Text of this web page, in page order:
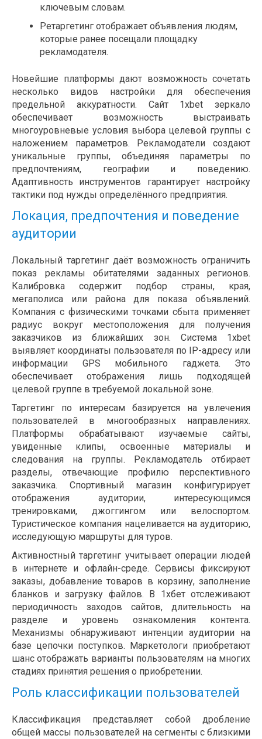
ключевым словам.
Ретаргетинг отображает объявления людям,
которые ранее посещали площадку
рекламодателя.
Новейшие платформы дают возможность сочетать
несколько видов настройки для обеспечения
предельной аккуратности. Сайт 1xbet зеркало
обеспечивает возможность выстраивать
многоуровневые условия выбора целевой группы с
наложением параметров. Рекламодатели создают
уникальные группы, объединяя параметры по
предпочтениям, географии и поведению.
Адаптивность инструментов гарантирует настройку
тактики под нужды определённого предприятия.
Локация, предпочтения и поведение
аудитории
Локальный таргетинг даёт возможность ограничить
показ рекламы обитателями заданных регионов.
Калибровка содержит подбор страны, края,
мегаполиса или района для показа объявлений.
Компания с физическими точками сбыта применяет
радиус вокруг местоположения для получения
заказчиков из ближайших зон. Система 1xbet
выявляет координаты пользователя по IP-адресу или
информации GPS мобильного гаджета. Это
обеспечивает отображения лишь подходящей
целевой группе в требуемой локальной зоне.
Таргетинг по интересам базируется на увлечения
пользователей в многообразных направлениях.
Платформы обрабатывают изучаемые сайты,
увиденные клипы, освоенные материалы и
следования на группы. Рекламодатель отбирает
разделы, отвечающие профилю перспективного
заказчика. Спортивный магазин конфигурирует
отображения аудитории, интересующимся
тренировками, джоггингом или велоспортом.
Туристическое компания нацеливается на аудиторию,
исследующую маршруты для туров.
Активностный таргетинг учитывает операции людей
в интернете и офлайн-среде. Сервисы фиксируют
заказы, добавление товаров в корзину, заполнение
бланков и загрузку файлов. В 1хбет отслеживают
периодичность заходов сайтов, длительность на
разделе и уровень ознакомления контента.
Механизмы обнаруживают интенции аудитории на
базе цепочки поступков. Маркетологи приобретают
шанс отображать варианты пользователям на многих
стадиях принятия решения о приобретении.
Роль классификации пользователей
Классификация представляет собой дробление
общей массы пользователей на сегменты с близкими